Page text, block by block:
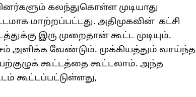
கலந்துகொள்ள முடியாது
மாற்றப்பட்டது. அதிமுகவின் கட்சி
இரு முறைதான் கூட்ட முடியும்.
அளிக்க வேண்டும். முக்கியத்தும் வாய்ந்த
கூட்டத்தை கூட்டலாம். அந்த
கூட்டப்பட்டுள்ளது,